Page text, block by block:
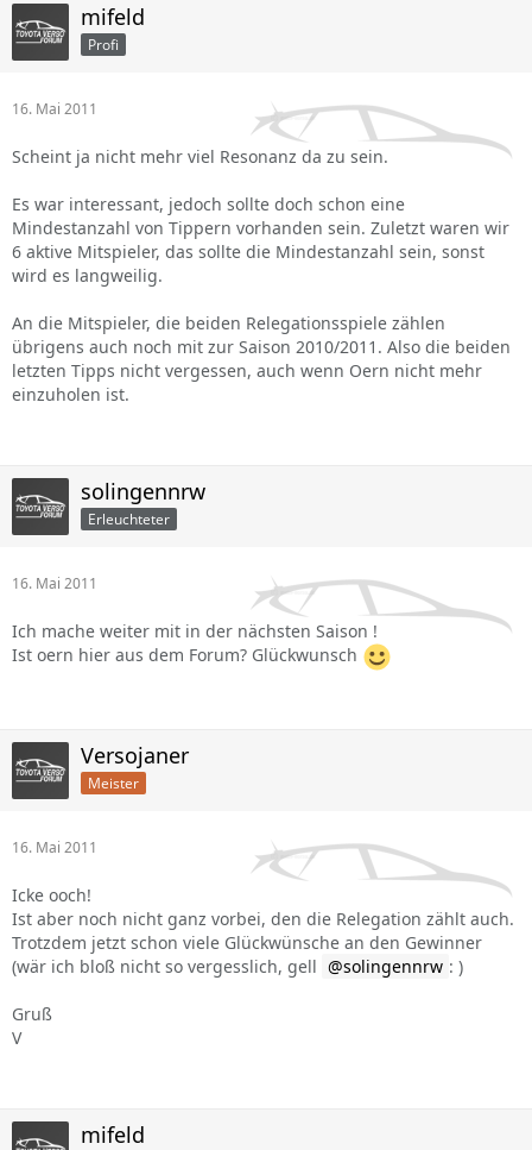
mifeld
Profi
16. Mai 2011
Scheint ja nicht mehr viel Resonanz da zu sein.
Es war interessant, jedoch sollte doch schon eine
Mindestanzahl von Tippern vorhanden sein. Zuletzt waren wir
6 aktive Mitspieler, das sollte die Mindestanzahl sein, sonst
wird es langweilig.
An die Mitspieler, die beiden Relegationsspiele zählen
übrigens auch noch mit zur Saison 2010/2011. Also die beiden
letzten Tipps nicht vergessen, auch wenn Oern nicht mehr
einzuholen ist.
solingennrw
Erleuchteter
16. Mai 2011
Ich mache weiter mit in der nächsten Saison !
Ist oern hier aus dem Forum? Glückwunsch
Versojaner
Meister
16. Mai 2011
Icke ooch!
Ist aber noch nicht ganz vorbei, den die Relegation zählt auch.
Trotzdem jetzt schon viele Glückwünsche an den Gewinner
(wär ich bloß nicht so vergesslich, gell
solingennrw : )
Gruß
V
mifeld